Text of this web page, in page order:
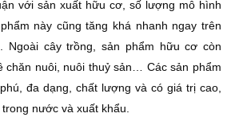
với sản xuất hữu cơ, số lượng mô hình
này cũng tăng khá nhanh ngay trên
Ngoài cây trồng, sản phẩm hữu cơ còn
chăn nuôi, nuôi thuỷ sản… Các sản phẩm
đa dạng, chất lượng và có giá trị cao,
nước và xuất khẩu.